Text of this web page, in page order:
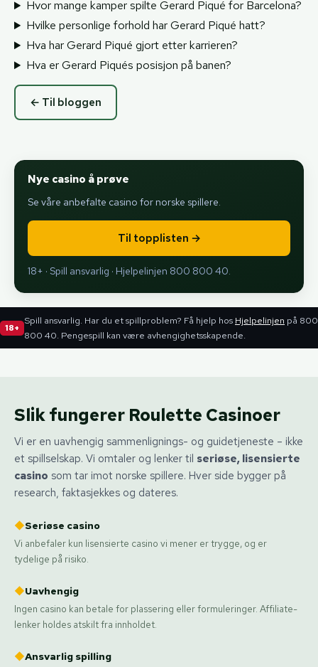
Hvor mange kamper spilte Gerard Piqué for Barcelona?
Hvilke personlige forhold har Gerard Piqué hatt?
Hva har Gerard Piqué gjort etter karrieren?
Hva er Gerard Piqués posisjon på banen?
← Til bloggen
Nye casino å prøve
Se våre anbefalte casino for norske spillere.
Til topplisten →
18+ · Spill ansvarlig · Hjelpelinjen 800 800 40.
18+
Spill ansvarlig. Har du et spillproblem? Få hjelp hos Hjelpelinjen på 800
800 40. Pengespill kan være avhengighetsskapende.
Slik fungerer Roulette Casinoer
Vi er en uavhengig sammenlignings- og guidetjeneste – ikke
et spillselskap. Vi omtaler og lenker til seriøse, lisensierte
casino som tar imot norske spillere. Hver side bygger på
research, faktasjekkes og dateres.
◆Seriøse casino
Vi anbefaler kun lisensierte casino vi mener er trygge, og er
tydelige på risiko.
◆Uavhengig
Ingen casino kan betale for plassering eller formuleringer. Affiliate-
lenker holdes atskilt fra innholdet.
◆Ansvarlig spilling